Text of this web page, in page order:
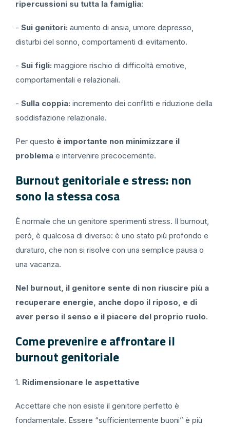
ripercussioni su tutta la famiglia:
- Sui genitori: aumento di ansia, umore depresso,
disturbi del sonno, comportamenti di evitamento.
- Sui figli: maggiore rischio di difficoltà emotive,
comportamentali e relazionali.
- Sulla coppia: incremento dei conflitti e riduzione della
soddisfazione relazionale.
Per questo è importante non minimizzare il
problema e intervenire precocemente.
Burnout genitoriale e stress: non
sono la stessa cosa
È normale che un genitore sperimenti stress. Il burnout,
però, è qualcosa di diverso: è uno stato più profondo e
duraturo, che non si risolve con una semplice pausa o
una vacanza.
Nel burnout, il genitore sente di non riuscire più a
recuperare energie, anche dopo il riposo, e di
aver perso il senso e il piacere del proprio ruolo.
Come prevenire e affrontare il
burnout genitoriale
1. Ridimensionare le aspettative
Accettare che non esiste il genitore perfetto è
fondamentale. Essere “sufficientemente buoni” è più